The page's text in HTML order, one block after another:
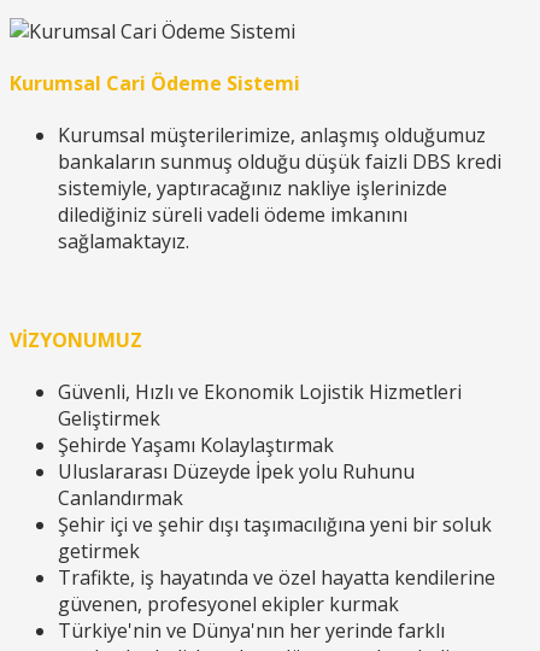
Kurumsal Cari Ödeme Sistemi
Kurumsal müşterilerimize, anlaşmış olduğumuz
bankaların sunmuş olduğu düşük faizli DBS kredi
sistemiyle, yaptıracağınız nakliye işlerinizde
dilediğiniz süreli vadeli ödeme imkanını
sağlamaktayız.
VİZYONUMUZ
Güvenli, Hızlı ve Ekonomik Lojistik Hizmetleri
Geliştirmek
Şehirde Yaşamı Kolaylaştırmak
Uluslararası Düzeyde İpek yolu Ruhunu
Canlandırmak
Şehir içi ve şehir dışı taşımacılığına yeni bir soluk
getirmek
Trafikte, iş hayatında ve özel hayatta kendilerine
güvenen, profesyonel ekipler kurmak
Türkiye'nin ve Dünya'nın her yerinde farklı